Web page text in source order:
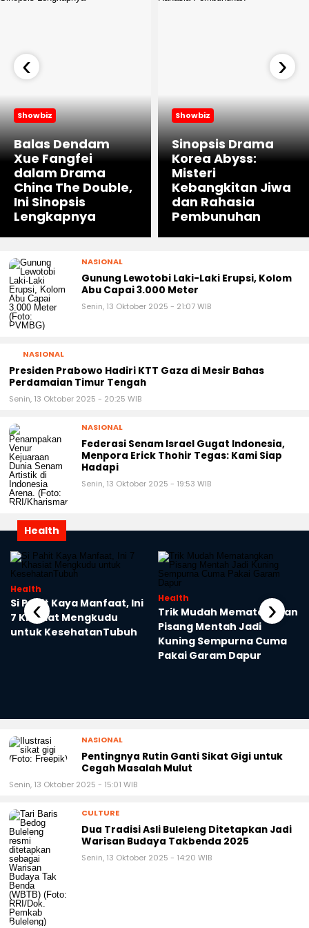
Balas Dendam
Xue Fangfei
dalam Drama
China The Double,
Ini Sinopsis
Lengkapnya
Sinopsis Drama
Korea Abyss:
Misteri
Kebangkitan Jiwa
dan Rahasia
Pembunuhan
‹ ›
Gunung Lewotobi Laki-Laki Erupsi, Kolom
Abu Capai 3.000 Meter
Senin, 13 Oktober 2025 - 21:07 WIB
Presiden Prabowo Hadiri KTT Gaza di Mesir Bahas
Perdamaian Timur Tengah
Senin, 13 Oktober 2025 - 20:25 WIB
Federasi Senam Israel Gugat Indonesia,
Menpora Erick Thohir Tegas: Kami Siap
Hadapi
Senin, 13 Oktober 2025 - 19:53 WIB
Health
Si Pahit Kaya Manfaat, Ini
7 Khasiat Mengkudu
untuk KesehatanTubuh
Health
Trik Mudah Mematangkan
Pisang Mentah Jadi
Kuning Sempurna Cuma
Pakai Garam Dapur
‹ ›
NASIONAL
Pentingnya Rutin Ganti Sikat Gigi untuk
Cegah Masalah Mulut
Senin, 13 Oktober 2025 - 15:01 WIB
Dua Tradisi Asli Buleleng Ditetapkan Jadi
Warisan Budaya Takbenda 2025
Senin, 13 Oktober 2025 - 14:20 WIB